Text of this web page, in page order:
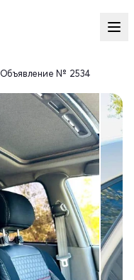
Объявление № 2534